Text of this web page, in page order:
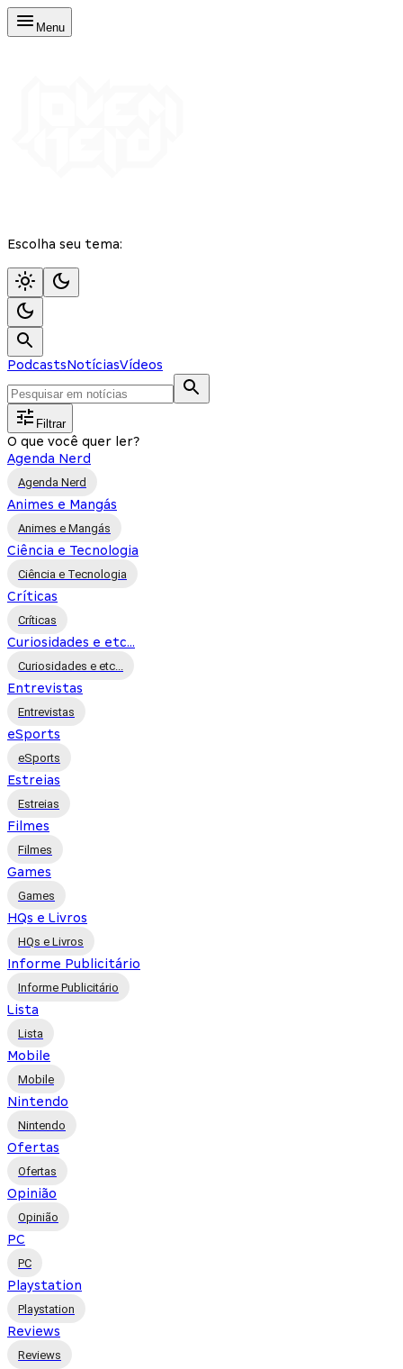
Menu
Escolha seu tema:
PodcastsNotíciasVídeos
Filtrar
O que você quer ler?
Agenda Nerd
Agenda Nerd
Animes e Mangás
Animes e Mangás
Ciência e Tecnologia
Ciência e Tecnologia
Críticas
Críticas
Curiosidades e etc...
Curiosidades e etc...
Entrevistas
Entrevistas
eSports
eSports
Estreias
Estreias
Filmes
Filmes
Games
Games
HQs e Livros
HQs e Livros
Informe Publicitário
Informe Publicitário
Lista
Lista
Mobile
Mobile
Nintendo
Nintendo
Ofertas
Ofertas
Opinião
Opinião
PC
PC
Playstation
Playstation
Reviews
Reviews